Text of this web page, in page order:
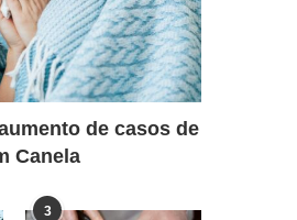
de casos de
Canela
3